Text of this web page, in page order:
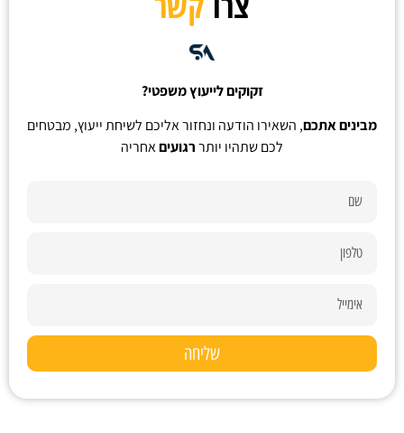
זקוקים לייעוץ משפטי?
מבינים אתכם, השאירו הודעה ונחזור אליכם לשיחת ייעוץ, מבטחים
לכם שתהיו יותררגועיםאחריה
שליחה